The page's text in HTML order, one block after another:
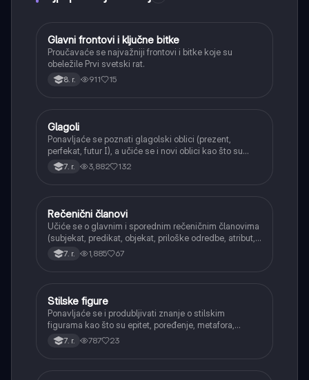
Istorija
Glavni frontovi i ključne bitke
Proučavaće se najvažniji frontovi i bitke koje su
obeležile Prvi svetski rat.
8. r. 911 15
Srpski jezik
Glagoli
Ponavljaće se poznati glagolski oblici (prezent,
perfekat, futur I), a učiće se i novi oblici kao što su
aorist, imperfekat, pluskvamperfekat, futur II, kao i
glagolski prilozi i pridevi.
7. r. 3,882 132
Srpski jezik
Rečenični članovi
Učiće se o glavnim i sporednim rečeničnim članovima
(subjekat, predikat, objekat, priloške odredbe, atribut,
apozicija) i njihovoj funkciji.
7. r. 1,885 67
Srpski jezik
Stilske figure
Ponavljaće se i produbljivati znanje o stilskim
figurama kao što su epitet, poređenje, metafora,
personifikacija, hiperbola, onomatopeja, aliteracija i
asonanca, razumevajući njihovu ulogu u tekstu.
7. r. 787 23